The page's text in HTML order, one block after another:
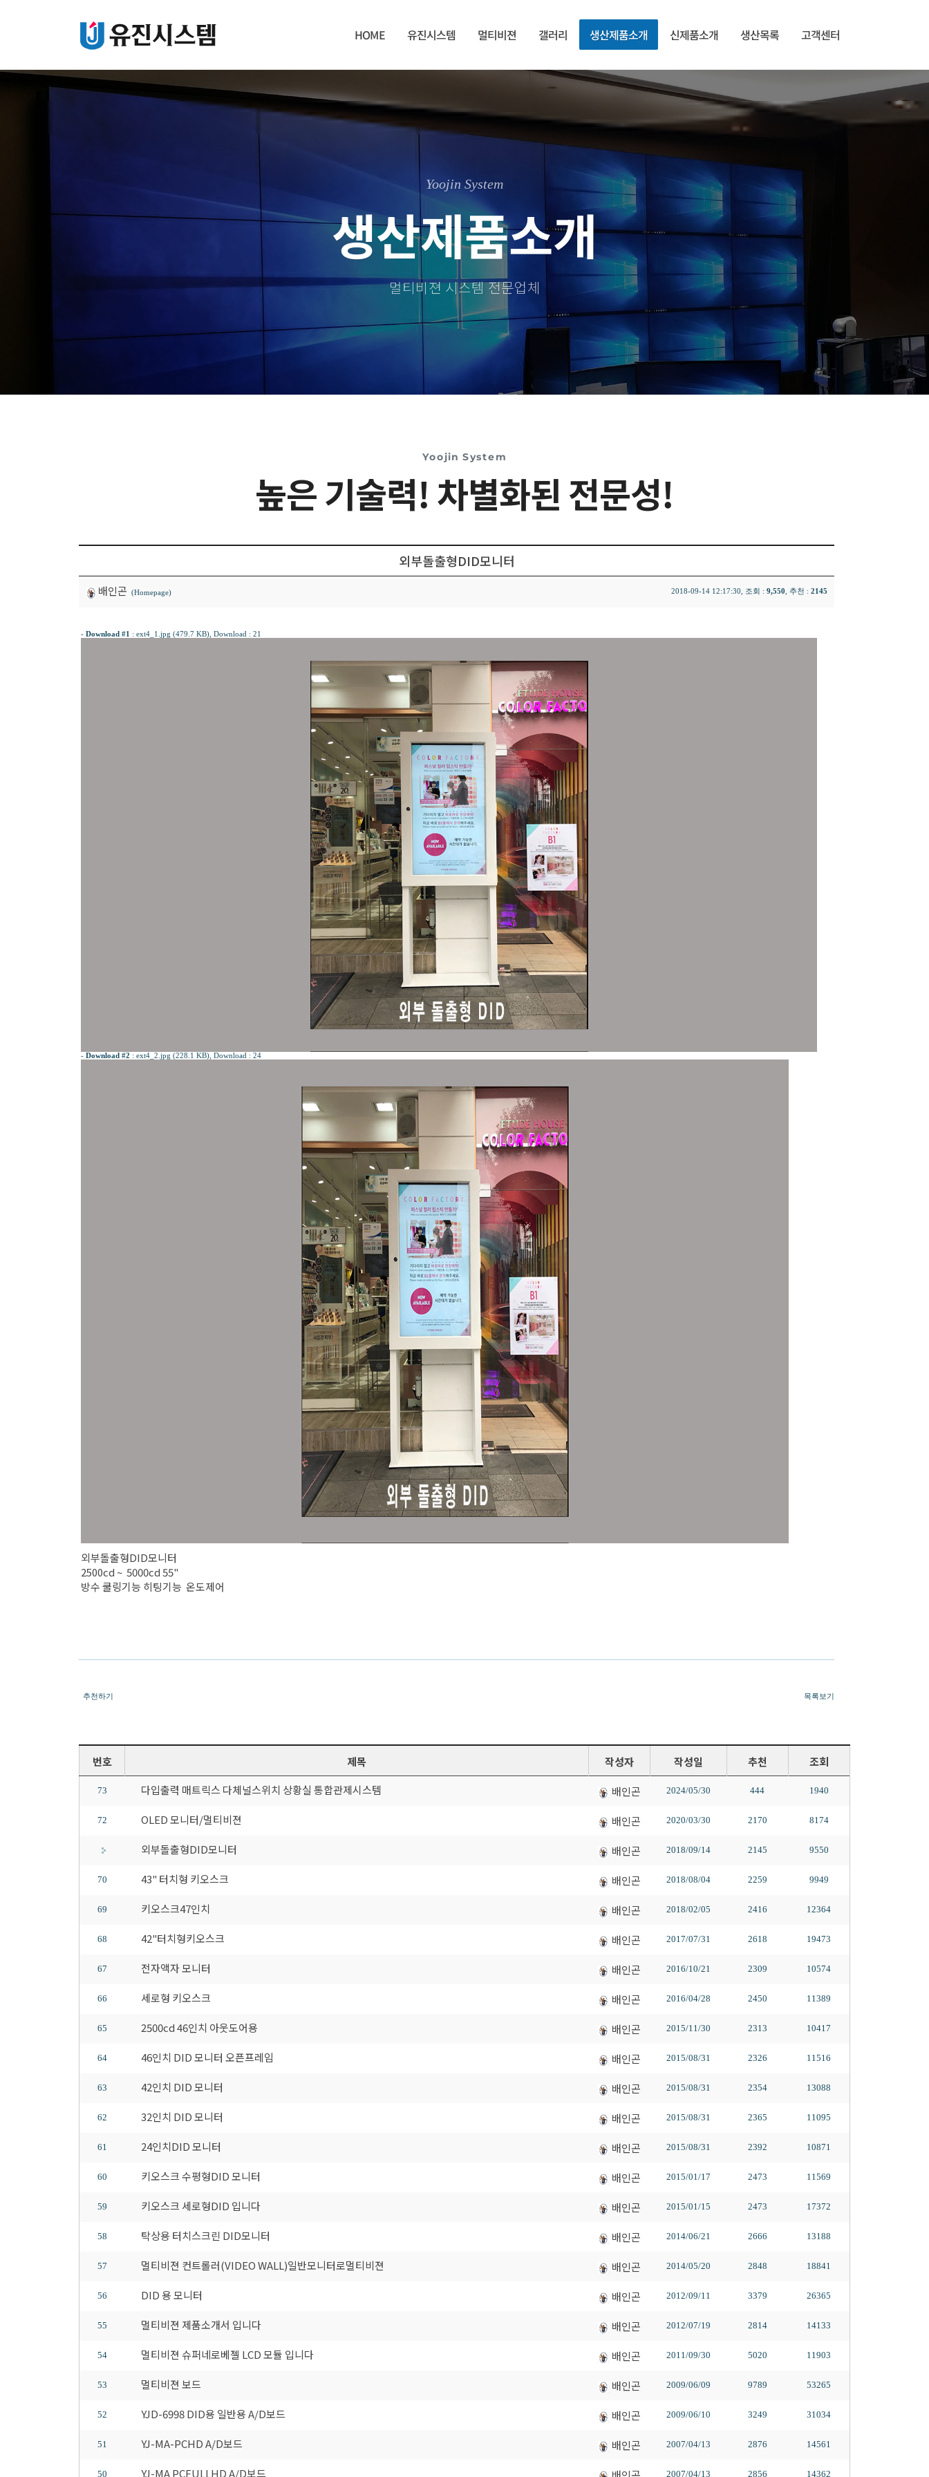
HOME 유진시스템 멀티비젼 갤러리 생산제품소개 신제품소개 생산목록 고객센터
Yoojin System
생산제품소개
멀티비젼 시스템 전문업체
Yoojin System
높은 기술력! 차별화된 전문성!
외부돌출형DID모니터
배인곤 (Homepage) 2018-09-14 12:17:30, 조회 : 9,550 , 추천 : 2145
- Download #1 : ext4_1.jpg (479.7 KB) , Download : 21
- Download #2 : ext4_2.jpg (228.1 KB) , Download : 24
외부돌출형DID모니터
2500cd ~ 5000cd 55"
방수 쿨링기능 히팅기능 온도제어
추천하기 목록보기
번호 제목 작성자 작성일 추천 조회
73 다입출력 매트릭스 다체널스위치 상황실 통합관제시스템 배인곤 2024/05/30 444 1940
72 OLED 모니터/멀티비젼 배인곤 2020/03/30 2170 8174
외부돌출형DID모니터 배인곤 2018/09/14 2145 9550
70 43" 터치형 키오스크 배인곤 2018/08/04 2259 9949
69 키오스크47인치 배인곤 2018/02/05 2416 12364
68 42"터치형키오스크 배인곤 2017/07/31 2618 19473
67 전자액자 모니터 배인곤 2016/10/21 2309 10574
66 세로형 키오스크 배인곤 2016/04/28 2450 11389
65 2500cd 46인치 아웃도어용 배인곤 2015/11/30 2313 10417
64 46인치 DID 모니터 오픈프레임 배인곤 2015/08/31 2326 11516
63 42인치 DID 모니터 배인곤 2015/08/31 2354 13088
62 32인치 DID 모니터 배인곤 2015/08/31 2365 11095
61 24인치DID 모니터 배인곤 2015/08/31 2392 10871
60 키오스크 수평형DID 모니터 배인곤 2015/01/17 2473 11569
59 키오스크 세로형DID 입니다 배인곤 2015/01/15 2473 17372
58 탁상용 터치스크린 DID모니터 배인곤 2014/06/21 2666 13188
57 멀티비젼 컨트롤러(VIDEO WALL)일반모니터로멀티비젼 배인곤 2014/05/20 2848 18841
56 DID 용 모니터 배인곤 2012/09/11 3379 26365
55 멀티비젼 제품소개서 입니다 배인곤 2012/07/19 2814 14133
54 멀티비젼 슈퍼네로베젤 LCD 모듈 입니다 배인곤 2011/09/30 5020 11903
53 멀티비젼 보드 배인곤 2009/06/09 9789 53265
52 YJD-6998 DID용 일반용 A/D보드 배인곤 2009/06/10 3249 31034
51 YJ-MA-PCHD A/D보드 배인곤 2007/04/13 2876 14561
50 YJ-MA PCFULLHD A/D보드 2007/04/13 2856 14362